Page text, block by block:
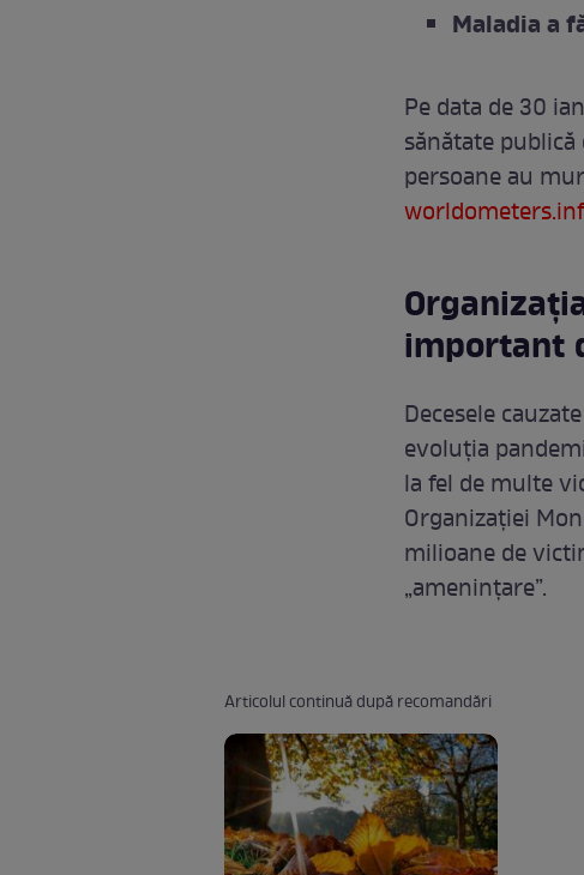
Maladia a
Pe data de 30
sănătate
persoane au
important
Decesele
evoluția
la fel de multe
Organizației
milioane de
„ameninţare”.
Articolul continuă după recomandări